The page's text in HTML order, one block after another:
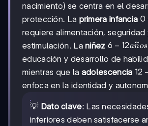
nacimiento) se centra en el
protección. La primera infancia 0
requiere alimentación, seguridad
estimulación. Laniñez 6-12
años
6 − 12an
~os
educación y desarrollo de
mientras que la adolescencia 12-
18
12
enfoca en la identidad y
💡 Dato clave: Las
inferiores deben satisfacerse